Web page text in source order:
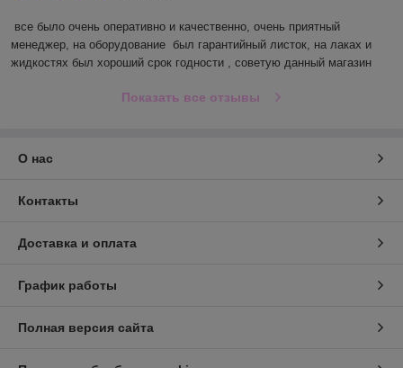
все было очень оперативно и качественно, очень приятный
менеджер, на оборудование  был гарантийный листок, на лаках и
жидкостях был хороший срок годности , советую данный магазин
Показать все отзывы
О нас
Контакты
Доставка и оплата
График работы
Полная версия сайта